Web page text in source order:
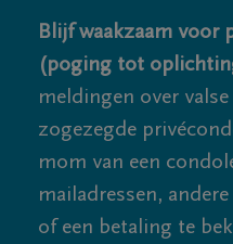
Blijf waakzaam voor
(poging tot
meldingen over
zogezegde
mom van een
mailadressen,
of een betaling te